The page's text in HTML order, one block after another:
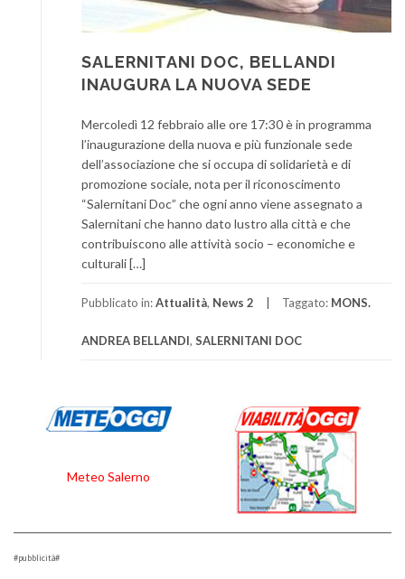
SALERNITANI DOC, BELLANDI
INAUGURA LA NUOVA SEDE
Mercoledì 12 febbraio alle ore 17:30 è in programma
l’inaugurazione della nuova e più funzionale sede
dell’associazione che si occupa di solidarietà e di
promozione sociale, nota per il riconoscimento
“Salernitani Doc” che ogni anno viene assegnato a
Salernitani che hanno dato lustro alla città e che
contribuiscono alle attività socio – economiche e
culturali […]
Pubblicato in:Attualità, News 2 Taggato: MONS.
ANDREA BELLANDI, SALERNITANI DOC
Meteo Salerno
#pubblicità#